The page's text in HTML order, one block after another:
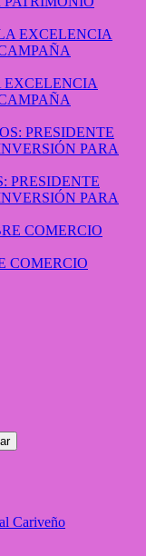
EXCELENCIA
PRESIDENTE
PARA
COMERCIO
Cariveño